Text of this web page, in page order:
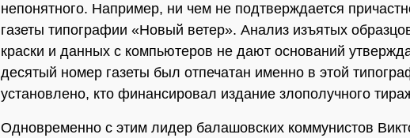
непонятного. Например, ни чем не подтверждается
газеты типографии «Новый ветер». Анализ изъятых
краски и данных с компьютеров не дают оснований
десятый номер газеты был отпечатан именно в этой
установлено, кто финансировал издание злополучного
Одновременно с этим лидер балашовских коммунистов